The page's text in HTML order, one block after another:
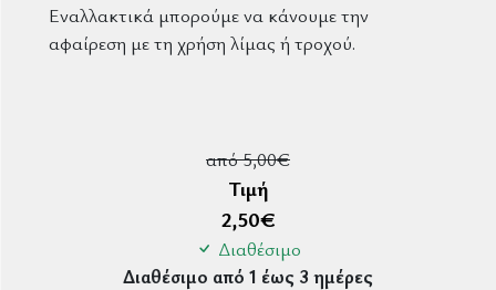
Εναλλακτικά μπορούμε να κάνουμε την
αφαίρεση με τη χρήση λίμας ή τροχού.
από 5,00€
Τιμή
2,50€
Διαθέσιμο
Διαθέσιμο από 1 έως 3 ημέρες